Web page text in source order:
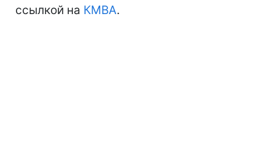
ссылкой на КМВА.